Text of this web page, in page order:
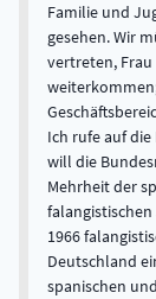
Familie und
gesehen. Wir
vertreten,
Ich rufe auf die
will die
Mehrheit der
1966
Deutschland
spanischen